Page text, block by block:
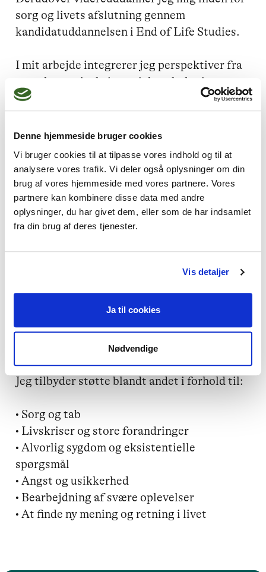
Denne hjemmeside bruger cookies
Vi bruger cookies til at tilpasse vores indhold og til at
analysere vores trafik. Vi deler også oplysninger om din
brug af vores hjemmeside med vores partnere. Vores
partnere kan kombinere disse data med andre
oplysninger, du har givet dem, eller som de har indsamlet
fra din brug af deres tjenester.
Vis detaljer
Ja til cookies
Nødvendige
sorg og livets afslutning gennem
kandidatuddannelsen i End of Life Studies.
I mit arbejde integrerer jeg perspektiver fra
gestaltterapi, eksistentiel psykologi samt
kognitive og holistisk tilgange. Jeg har
erfaring med både individuelle samtaler og
grupper og holder også foredrag om sorg,
livskriser og mental trivsel.
Jeg arbejder desuden med faglig sparring,
undervisning og projektudvikling inden for
sorgstøtte og samtaler om livets afslutning i
samarbejde med fagpersoner og
organisationer.
Fortrolighed, respekt og etisk ansvar er
grundlæggende i mit arbejde. Jeg lægger
vægt på at skabe et trygt og empatisk rum,
hvor du kan blive mødt, hørt og støttet i det,
der er vigtigt for dig.
Jeg tilbyder støtte blandt andet i forhold til:
• Sorg og tab
• Livskriser og store forandringer
• Alvorlig sygdom og eksistentielle
spørgsmål
• Angst og usikkerhed
• Bearbejdning af svære oplevelser